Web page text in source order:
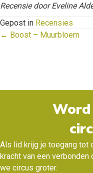
Recensie door Eveline
Gepost in Recensies
Posts
← Boost – Muurbloem
Word
Als lid krijg je toegang tot
kracht van een verbonden
we circus groter.